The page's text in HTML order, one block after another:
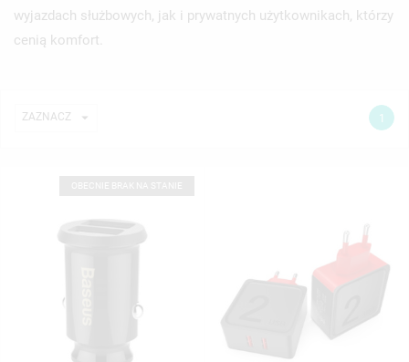
wyjazdach służbowych, jak i prywatnych użytkownikach, którzy
cenią komfort.
ZAZNACZ  1